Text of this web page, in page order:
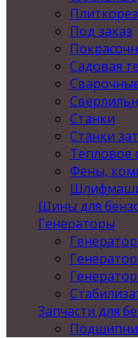
Под заказ
Садовая
Станки
Станки
Тепловое
Фены,
Шины для
Генераторы
Запчасти для